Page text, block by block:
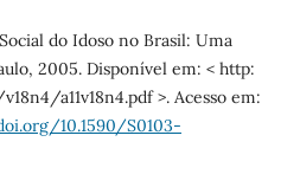
do Idoso no Brasil: Uma
2005. Disponível em: < http:
a11v18n4.pdf >. Acesso em:
10.1590/S0103-